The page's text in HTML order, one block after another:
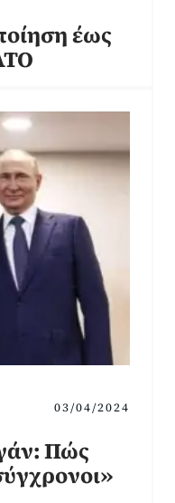
έως
03/04/2024
Πώς